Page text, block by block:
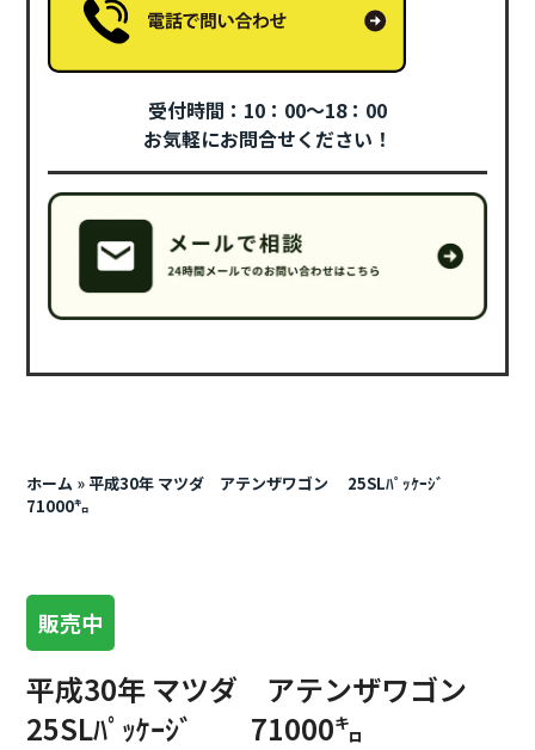
受付時間：10：00～18：00
お気軽にお問合せください！
ホーム » 平成30年 マツダ アテンザワゴン 25SLﾊﾟｯｹｰｼﾞ
71000㌔
販売中
平成30年 マツダ アテンザワゴン
25SLﾊﾟｯｹｰｼﾞ 71000㌔